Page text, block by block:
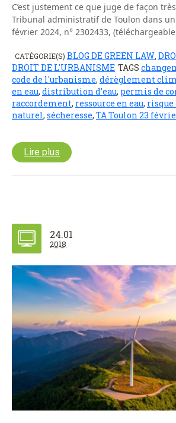
C’est justement ce que juge de façon
Tribunal administratif de Toulon dans
février 2024, n° 2302433,
CATÉGORIE(S) BLOG DE GREEN LAW
DROIT DE L'URBANISME TAGS
code de l'urbanisme, dérèglement
en eau, distribution d’eau, permis de
raccordement, ressource en eau,
naturel, sécheresse, TA Toulon 23
Lire plus
24.01
2018